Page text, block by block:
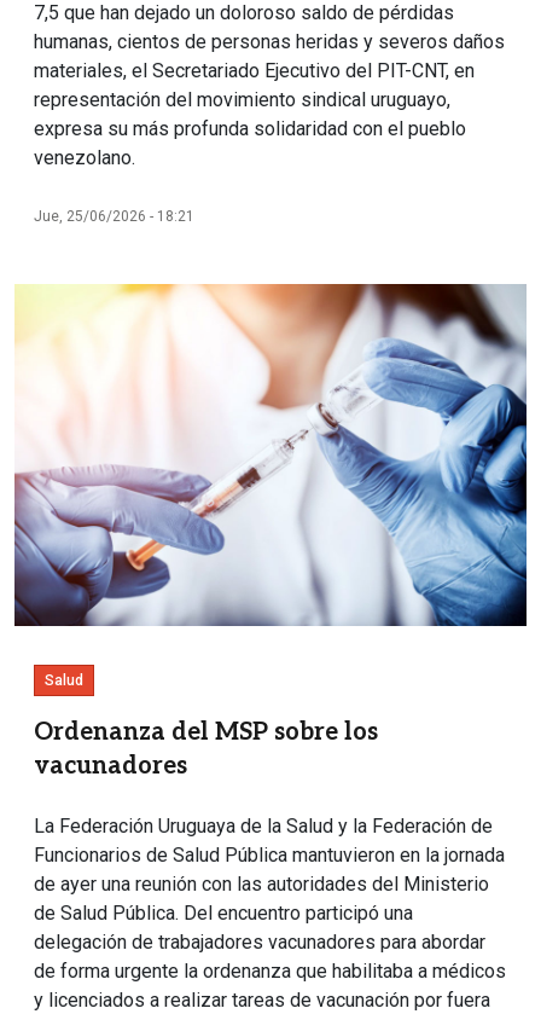
7,5 que han dejado un doloroso saldo de pérdidas
humanas, cientos de personas heridas y severos daños
materiales, el Secretariado Ejecutivo del PIT-CNT, en
representación del movimiento sindical uruguayo,
expresa su más profunda solidaridad con el pueblo
venezolano.
Jue, 25/06/2026 - 18:21
Salud
Ordenanza del MSP sobre los
vacunadores
La Federación Uruguaya de la Salud y la Federación de
Funcionarios de Salud Pública mantuvieron en la jornada
de ayer una reunión con las autoridades del Ministerio
de Salud Pública. Del encuentro participó una
delegación de trabajadores vacunadores para abordar
de forma urgente la ordenanza que habilitaba a médicos
y licenciados a realizar tareas de vacunación por fuera